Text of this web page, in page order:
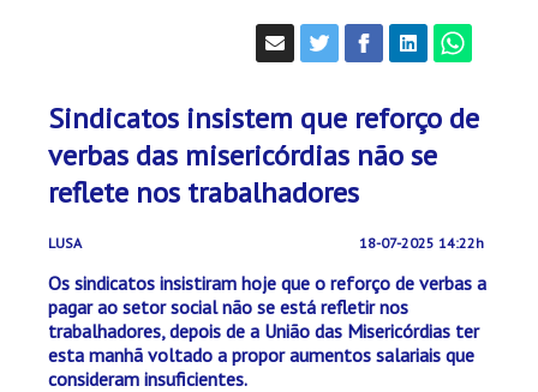
Sindicatos insistem que reforço de
verbas das misericórdias não se
reflete nos trabalhadores
LUSA 18-07-2025 14:22h
Os sindicatos insistiram hoje que o reforço de verbas a
pagar ao setor social não se está refletir nos
trabalhadores, depois de a União das Misericórdias ter
esta manhã voltado a propor aumentos salariais que
consideram insuficientes.